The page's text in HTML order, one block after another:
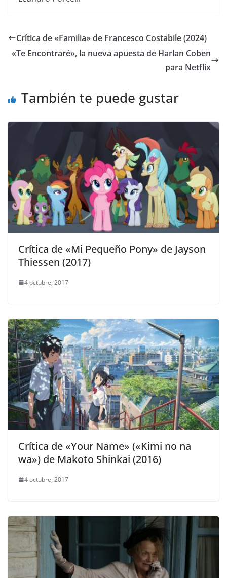
Crítica de «Familia» de Francesco Costabile (2024)
«Te Encontraré», la nueva apuesta de Harlan Coben
para Netflix
También te puede gustar
Crítica de «Mi Pequeño Pony» de Jayson
Thiessen (2017)
4 octubre, 2017
Crítica de «Your Name» («Kimi no na
wa») de Makoto Shinkai (2016)
4 octubre, 2017